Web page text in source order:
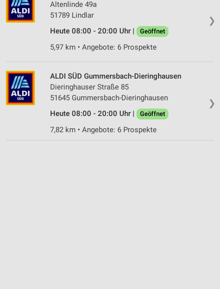
❯
Altenlinde 49a
51789 Lindlar
Heute 08:00 - 20:00 Uhr |
Geöffnet
5,97 km • Angebote: 6 Prospekte
❯
ALDI SÜD Gummersbach-Dieringhausen
Dieringhauser Straße 85
51645 Gummersbach-Dieringhausen
Heute 08:00 - 20:00 Uhr |
Geöffnet
7,82 km • Angebote: 6 Prospekte